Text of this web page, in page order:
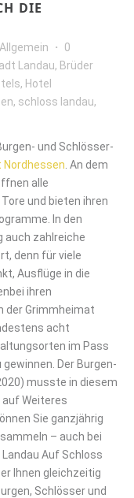
DIE
Allgemein
0
Landau, Brüder
, Hotel
, schloss landau,
und Schlösser-
Nordhessen . An dem
alle
und bieten ihren
In den
auch zahlreiche
denn für viele
Ausflüge in die
ihren
der Grimmheimat
acht
im Pass
Der Burgen-
musste in diesem
auf Weiteres
Sie ganzjährig
– auch bei
Auf Schloss
Ihnen gleichzeitig
Schlösser und